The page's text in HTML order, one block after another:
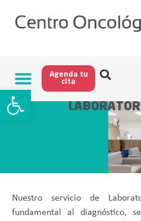
Abrir barra de herramientas
Agenda tu
cita
Nuestro servicio de
fundamental al diagnóstico,